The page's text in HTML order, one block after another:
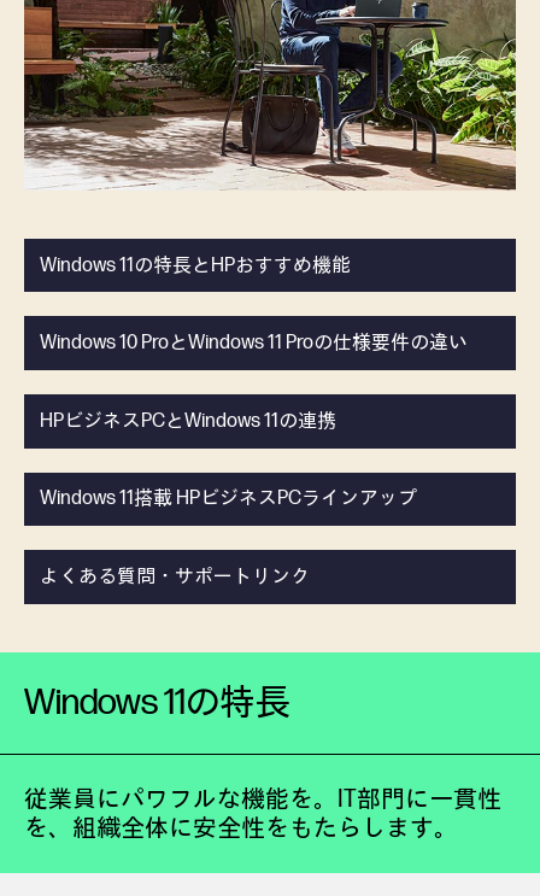
Windows 11の特長とHPおすすめ機能
Windows 10 ProとWindows 11 Proの仕様要件の違い
HPビジネスPCとWindows 11の連携
Windows 11搭載 HPビジネスPCラインアップ
よくある質問・サポートリンク
Windows 11の特長
従業員にパワフルな機能を。IT部門に一貫性
を、組織全体に安全性をもたらします。